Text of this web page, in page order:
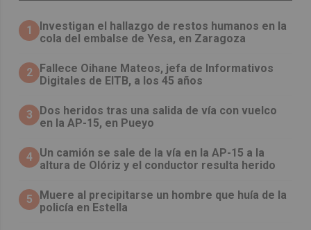
1
Investigan el hallazgo de restos humanos en la
cola del embalse de Yesa, en Zaragoza
2
Fallece Oihane Mateos, jefa de Informativos
Digitales de EITB, a los 45 años
3
Dos heridos tras una salida de vía con vuelco
en la AP-15, en Pueyo
4 Un camión se sale de la vía en la AP-15 a la
altura de Olóriz y el conductor resulta herido
5
Muere al precipitarse un hombre que huía de la
policía en Estella